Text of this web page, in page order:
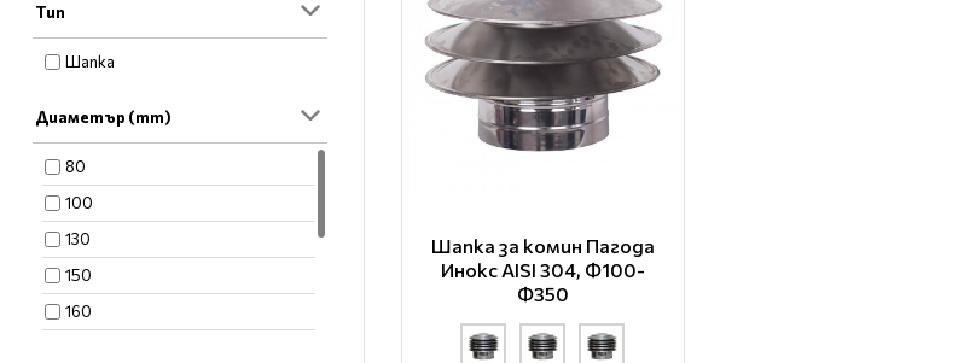
Тип
Шапка
Диаметър (mm)
80
100
130
150
160
Шапка за комин Пагода
Инокс AISI 304, Ф100-
Ф350